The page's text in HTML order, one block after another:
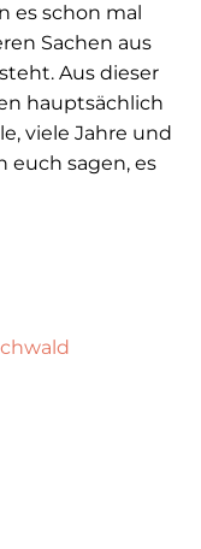
es schon mal
Sachen aus
Aus dieser
hauptsächlich
viele Jahre und
euch sagen, es